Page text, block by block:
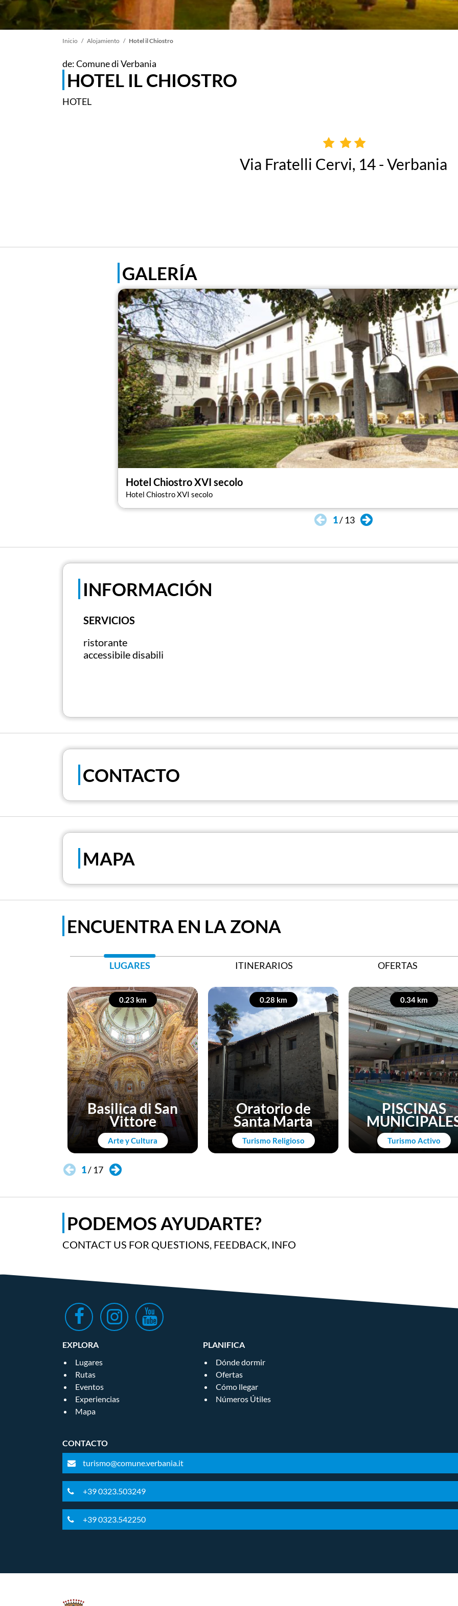
Sobrescribir
enlaces
de
Inicio Alojamiento Hotel il Chiostro
de: Comune di Verbania
HOTEL IL CHIOSTRO
HOTEL
Via Fratelli Cervi, 14 - Verbania
GALERÍA
Hotel Chiostro XVI secolo
Hotel Chiostro XVI secolo
1/ 13
INFORMACIÓN
SERVICIOS
ristorante
accessibile disabili
CONTACTO
MAPA
ENCUENTRA EN LA ZONA
LUGARES ITINERARIOS OFERTAS
0.23 km
Arte y Cultura
Basilica di San
Vittore
0.28 km
Turismo Religioso
Oratorio de
Santa Marta
0.34 km
Turismo Activo
PISCINAS
1/ 17
PODEMOS AYUDARTE?
CONTACT US FOR QUESTIONS, FEEDBACK, INFO
EXPLORA
Lugares
Rutas
Eventos
Experiencias
Mapa
PLANIFICA
Dónde dormir
Ofertas
Cómo llegar
Números Útiles
CONTACTO
turismo@comune.verbania.it
+39 0323.503249
+39 0323.542250